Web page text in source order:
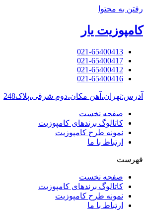
رفتن به محتوا
کامپوزیت یار
021-65400413
021-65400417
021-65400412
021-65400416
آدرس:تهران،آهن مکان،دوم شرقی،پلاک248
صفحه نخست
کاتالوگ برندهای کامپوزیت
نمونه طرح کامپوزیت
ارتباط با ما
فهرست
صفحه نخست
کاتالوگ برندهای کامپوزیت
نمونه طرح کامپوزیت
ارتباط با ما